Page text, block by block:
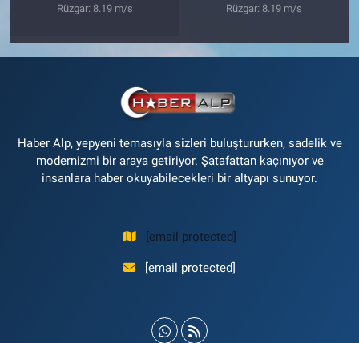
Rüzgar: 8.19 m/s
Rüzgar: 8.19 m/s
Haber Alp, yepyeni temasıyla sizleri buluştururken, sadelik ve
modernizmi bir araya getiriyor. Şatafattan kaçınıyor ve
insanlara haber okuyabilecekleri bir altyapı sunuyor.
[email protected]
[email protected]